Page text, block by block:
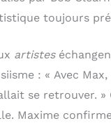
toujours
artistes
: « Avec
se retrouver. »
Maxime